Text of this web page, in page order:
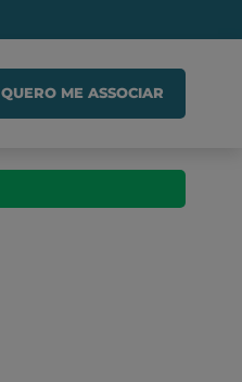
QUERO ME ASSOCIAR